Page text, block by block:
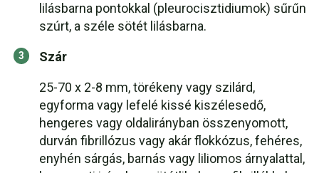
lilásbarna pontokkal (pleurocisztidiumok) sűrűn
szúrt, a széle sötét lilásbarna.
Szár
25-70 x 2-8 mm, törékeny vagy szilárd,
egyforma vagy lefelé kissé kiszélesedő,
hengeres vagy oldalirányban összenyomott,
durván fibrillózus vagy akár flokkózus, fehéres,
enyhén sárgás, barnás vagy liliomos árnyalattal,